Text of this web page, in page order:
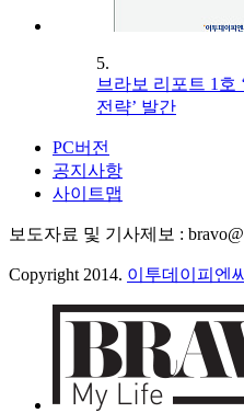
5.
브라보 리포트 1호
전략’ 발간
PC버전
공지사항
사이트맵
보도자료 및 기사제보 :
Copyright 2014. 이투데이피엔씨